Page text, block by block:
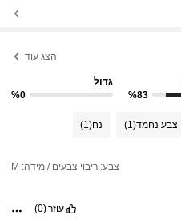
הצג עוד
%83
גדול
%0
צבע נחמד(1) נח(1)
צבע: ריבוי צבעים / מידה: M
עוזר(0)